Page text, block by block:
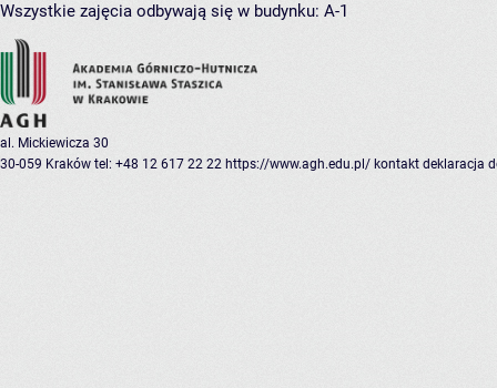
Wszystkie zajęcia odbywają się w budynku: A-1
al. Mickiewicza 30
30-059 Kraków tel: +48 12 617 22 22 https://www.agh.edu.pl/ kontakt deklaracja